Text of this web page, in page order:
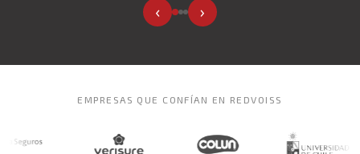
‹ ›
EMPRESAS QUE CONFÍAN EN REDVOISS